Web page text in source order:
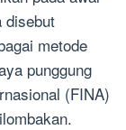
disebut
metode
punggung
(FINA)